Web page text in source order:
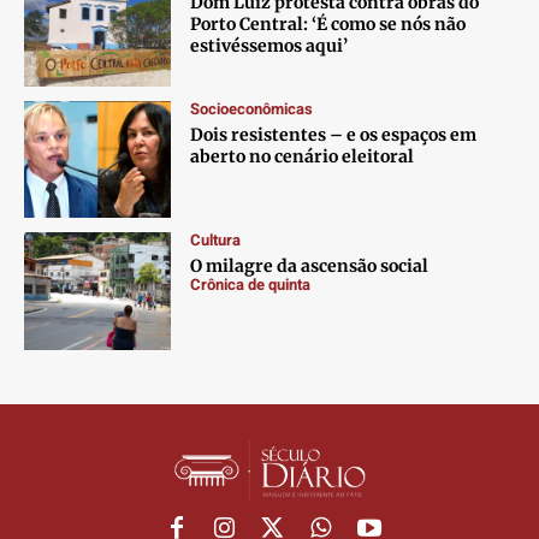
Anuncie
Termos de Uso
Privacidade
Anuncie
Termos de Uso
Privacidade
Anuncie
Termos de Uso
Privacidade
Anuncie
Termos de Uso
Privacidade
Porto Central: ‘É como se nós não
estivéssemos aqui’
Socioeconômicas
Dois resistentes – e os espaços em
aberto no cenário eleitoral
Cultura
O milagre da ascensão social
Crônica de quinta